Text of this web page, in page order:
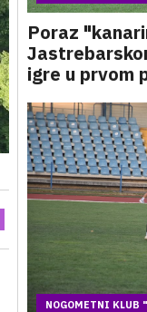
Poraz
igre u prvom
NOGOMETNI KLUB